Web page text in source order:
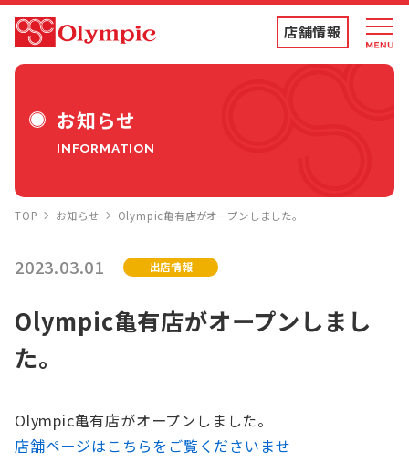
店舗情報
ディスカウントストア
コンテンツ
お知らせ
お知らせ
INFORMATION
TOP お知らせ Olympic亀有店がオープンしました。
2023.03.01 出店情報
Olympic亀有店がオープンしまし
た。
Olympic亀有店がオープンしました。
店舗ページはこちらをご覧くださいませ